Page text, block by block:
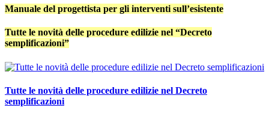
Manuale del progettista per gli interventi sull’esistente
Tutte le novità delle procedure edilizie nel “Decreto
semplificazioni”
Tutte le novità delle procedure edilizie nel Decreto
semplificazioni